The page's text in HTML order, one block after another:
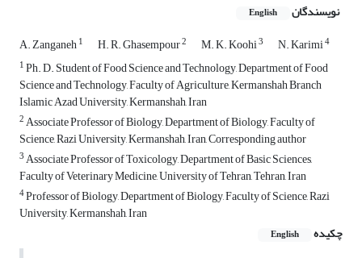
نویسندگان English
A. Zanganeh1 H. R. Ghasempour2 M. K. Koohi3 N. Karimi4
1Ph. D. Student of Food Science and Technology, Department of Food
Science and Technology, Faculty of Agriculture, Kermanshah Branch
Islamic Azad University, Kermanshah, Iran
2Associate Professor of Biology, Department of Biology, Faculty of
Science, Razi University, Kermanshah, Iran, Corresponding author
3Associate Professor of Toxicology, Department of Basic Sciences,
Faculty of Veterinary Medicine, University of Tehran, Tehran, Iran
4Professor of Biology, Department of Biology, Faculty of Science, Razi
University, Kermanshah, Iran
چکیده
English